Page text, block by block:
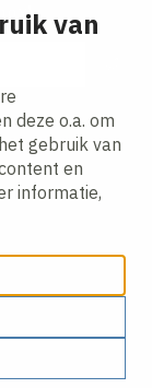
van
deze o.a. om
gebruik van
en
informatie,